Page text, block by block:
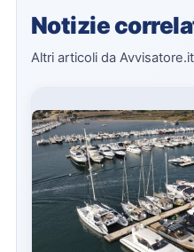
Notizie
Altri articoli da